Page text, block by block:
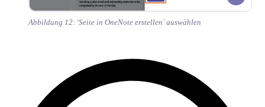
Abbildung 12: 'Seite in OneNote erstellen' auswählen